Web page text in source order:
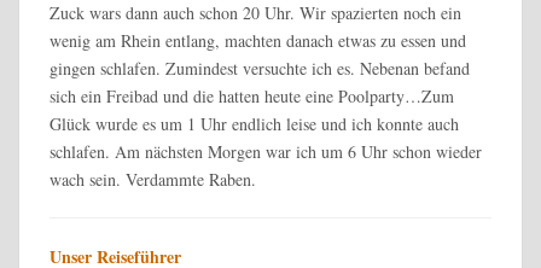
Zuck wars dann auch schon 20 Uhr. Wir spazierten noch ein
wenig am Rhein entlang, machten danach etwas zu essen und
gingen schlafen. Zumindest versuchte ich es. Nebenan befand
sich ein Freibad und die hatten heute eine Poolparty…Zum
Glück wurde es um 1 Uhr endlich leise und ich konnte auch
schlafen. Am nächsten Morgen war ich um 6 Uhr schon wieder
wach sein. Verdammte Raben.
Unser Reiseführer